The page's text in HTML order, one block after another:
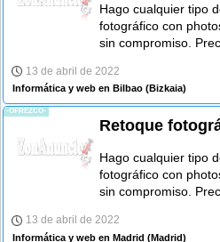
Hago cualquier tipo
fotográfico con
sin compromiso.
13 de abril de 2022
Informática y web en Bilbao (Bizkaia)
-OFREZCO-
Retoque
Hago cualquier tipo
fotográfico con
sin compromiso.
13 de abril de 2022
Informática y web en Madrid (Madrid)